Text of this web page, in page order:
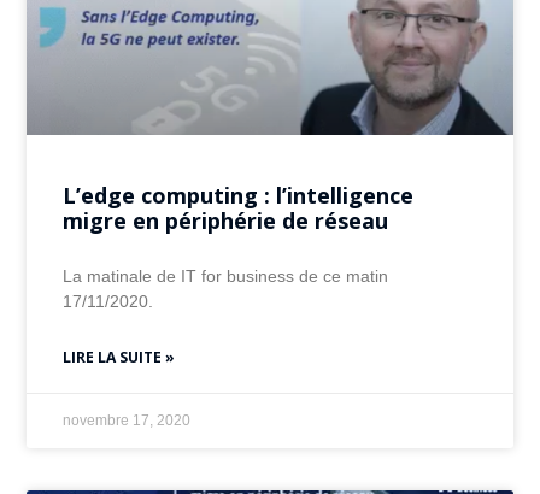
L’edge computing : l’intelligence
migre en périphérie de réseau
La matinale de IT for business de ce matin
17/11/2020.
LIRE LA SUITE »
novembre 17, 2020